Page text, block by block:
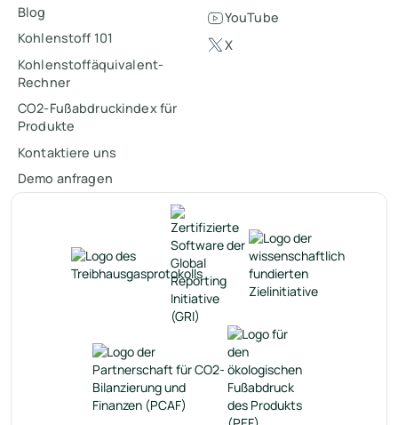
Blog
Kohlenstoff 101
Kohlenstoffäquivalent-
Rechner
CO2-Fußabdruckindex für
Produkte
Kontaktiere uns
Demo anfragen
YouTube
X